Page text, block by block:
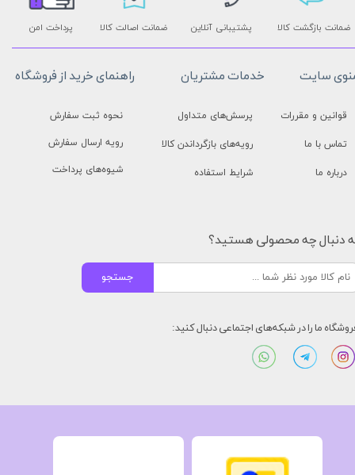
پشتیبانی آنلاین پرداخت امن ضمانت بازگشت کالا ضمانت اصالت کالا
راهنمای خرید از فروشگاه
نحوه ثبت سفارش
رویه ارسال سفارش
شیوه‌های پرداخت
خدمات مشتریان
پرسش‌های متداول
رویه‌های بازگرداندن کالا
شرایط استفاده
سایت
قوانین و مقررات
تماس با ما
درباره ما
دنبال چه محصولی هستید؟
جستجو
ما را در شبکه‌های اجتماعی دنبال کنید: